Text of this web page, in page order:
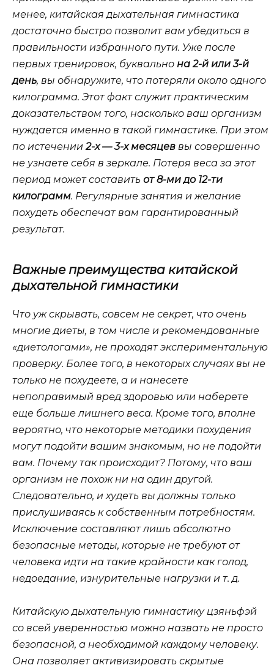
менее, китайская дыхательная гимнастика
достаточно быстро позволит вам убедиться в
правильности избранного пути. Уже после
первых тренировок, буквально на 2-й или 3-й
день, вы обнаружите, что потеряли около одного
килограмма. Этот факт служит практическим
доказательством того, насколько ваш организм
нуждается именно в такой гимнастике. При этом
по истечении2-х — 3-х месяцев вы совершенно
не узнаете себя в зеркале. Потеря веса за этот
период может составить от 8-ми до 12-ти
килограмм. Регулярные занятия и желание
похудеть обеспечат вам гарантированный
результат.
Важные преимущества китайской
дыхательной гимнастики
Что уж скрывать, совсем не секрет, что очень
многие диеты, в том числе и рекомендованные
«диетологами», не проходят экспериментальную
проверку. Более того, в некоторых случаях вы не
только не похудеете, а и нанесете
непоправимый вред здоровью или наберете
еще больше лишнего веса. Кроме того, вполне
вероятно, что некоторые методики похудения
могут подойти вашим знакомым, но не подойти
вам. Почему так происходит? Потому, что ваш
организм не похож ни на один другой.
Следовательно, и худеть вы должны только
прислушиваясь к собственным потребностям.
Исключение составляют лишь абсолютно
безопасные методы, которые не требуют от
человека идти на такие крайности как голод,
недоедание, изнурительные нагрузки и т. д.
Китайскую дыхательную гимнастику цзяньфэй
со всей уверенностью можно назвать не просто
безопасной, а необходимой каждому человеку.
Она позволяет активизировать скрытые